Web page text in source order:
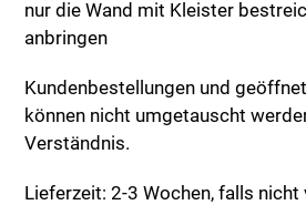
nur die Wand mit Kleister
anbringen
Kundenbestellungen und
können nicht umgetauscht
Verständnis.
Lieferzeit: 2-3 Wochen, falls